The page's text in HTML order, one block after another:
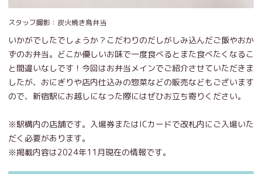
スタッフ撮影：炭火焼き鳥弁当
いかがでしたでしょうか？こだわりのだしがしみ込んだご飯やおか
ずのお弁当。どこか優しいお味で一度食べるとまた食べたくなるこ
と間違いなしです！今回はお弁当メインでご紹介させていただきま
したが、おにぎりや店内仕込みの惣菜などの販売などもございます
ので、新宿駅にお越しになった際にはぜひお立ち寄りください。
※駅構内の店舗です。入場券またはICカードで改札内にご入場いた
だく必要があります。
※掲載内容は2024年11月現在の情報です。